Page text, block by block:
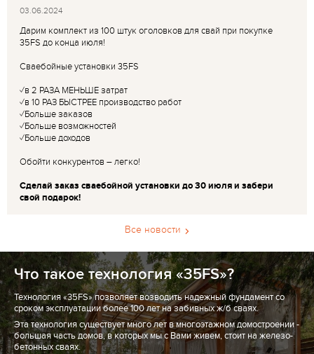
03.06.2024
Дарим комплект из 100 штук оголовков для свай при покупке
35FS до конца июля!
Сваебойные установки 35FS
✓в 2 РАЗА МЕНЬШЕ затрат
✓в 10 РАЗ БЫСТРЕЕ производство работ
✓Больше заказов
✓Больше возможностей
✓Больше доходов
Обойти конкурентов – легко!
Сделай заказ сваебойной установки до 30 июля и забери
свой подарок!
Все новости
Что такое технология «35FS»?
Технология «35FS» позволяет возводить надежный фундамент со
сроком эксплуатации более 100 лет на забивных ж/б сваях.
Эта технология существует много лет в многоэтажном домостроении -
большая часть домов, в которых мы с Вами живем, стоит на железо-
бетонных сваях.